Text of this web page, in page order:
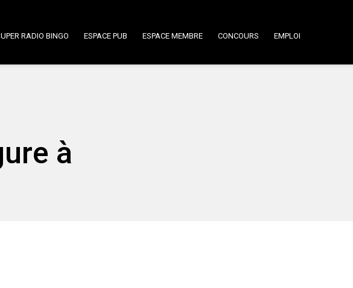
RADIO BINGO ESPACE PUB ESPACE MEMBRE CONCOURS EMPLOI
à